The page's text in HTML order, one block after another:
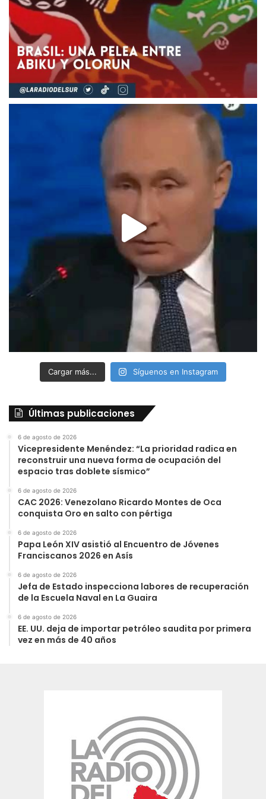
Cargar más... Síguenos en Instagram
Últimas publicaciones
6 de agosto de 2026
Vicepresidente Menéndez: “La prioridad radica en
reconstruir una nueva forma de ocupación del
espacio tras doblete sísmico”
6 de agosto de 2026
CAC 2026: Venezolano Ricardo Montes de Oca
conquista Oro en salto con pértiga
6 de agosto de 2026
Papa León XIV asistió al Encuentro de Jóvenes
Franciscanos 2026 en Asís
6 de agosto de 2026
Jefa de Estado inspecciona labores de recuperación
de la Escuela Naval en La Guaira
6 de agosto de 2026
EE. UU. deja de importar petróleo saudita por primera
vez en más de 40 años